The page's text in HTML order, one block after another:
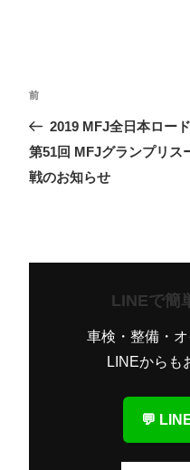
ナ
ビ
ゲ
ョ
前
の
投
稿
前
2019 MFJ全日本ロー
第51回 MFJグランプリス
戦のお知らせ
LINEで簡
車検・整備・
LINEからも
💬